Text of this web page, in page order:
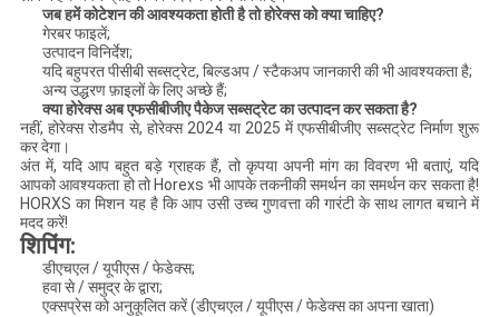
जब हमें कोटेशन की आवश्यकता होती है तो होरेक्स को क्या चाहिए?
गेरबर फाइलें;
उत्पादन विनिर्देश;
यदि बहुपरत पीसीबी सब्सट्रेट, बिल्डअप / स्टैकअप जानकारी की भी आवश्यकता है;
अन्य उद्धरण फ़ाइलों के लिए अच्छे हैं;
क्या होरेक्स अब एफसीबीजीए पैकेज सब्सट्रेट का उत्पादन कर सकता है?
नहीं, होरेक्स रोडमैप से, होरेक्स 2024 या 2025 में एफसीबीजीए सब्सट्रेट निर्माण शुरू
कर देगा।
अंत में, यदि आप बहुत बड़े ग्राहक हैं, तो कृपया अपनी मांग का विवरण भी बताएं, यदि
आपको आवश्यकता हो तो Horexs भी आपके तकनीकी समर्थन का समर्थन कर सकता है!
HORXS का मिशन यह है कि आप उसी उच्च गुणवत्ता की गारंटी के साथ लागत बचाने में
मदद करें!
शिपिंग:
डीएचएल / यूपीएस / फेडेक्स;
हवा से / समुद्र के द्वारा;
एक्सप्रेस को अनुकूलित करें (डीएचएल / यूपीएस / फेडेक्स का अपना खाता)